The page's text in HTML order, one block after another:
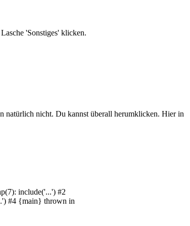
'Sonstiges' klicken.
natürlich nicht. Du kannst überall herumklicken. Hier in
include('...') #2
#4 {main} thrown in